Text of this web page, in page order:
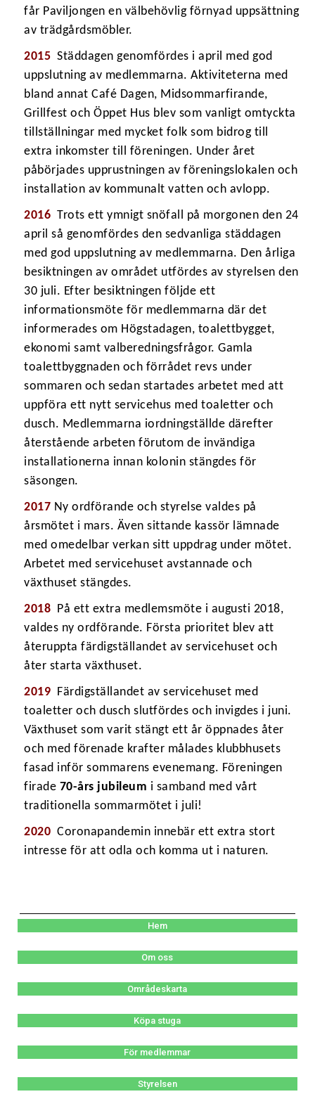
får Paviljongen en välbehövlig förnyad uppsättning
av trädgårdsmöbler.
2015 Städdagen genomfördes i april med god
uppslutning av medlemmarna. Aktiviteterna med
bland annat Café Dagen, Midsommarfirande,
Grillfest och Öppet Hus blev som vanligt omtyckta
tillställningar med mycket folk som bidrog till
extra inkomster till föreningen. Under året
påbörjades upprustningen av föreningslokalen och
installation av kommunalt vatten och avlopp.
2016 Trots ett ymnigt snöfall på morgonen den 24
april så genomfördes den sedvanliga städdagen
med god uppslutning av medlemmarna. Den årliga
besiktningen av området utfördes av styrelsen den
30 juli. Efter besiktningen följde ett
informationsmöte för medlemmarna där det
informerades om Högstadagen, toalettbygget,
ekonomi samt valberedningsfrågor. Gamla
toalettbyggnaden och förrådet revs under
sommaren och sedan startades arbetet med att
uppföra ett nytt servicehus med toaletter och
dusch. Medlemmarna iordningställde därefter
återstående arbeten förutom de invändiga
installationerna innan kolonin stängdes för
säsongen.
2017 Ny ordförande och styrelse valdes på
årsmötet i mars. Även sittande kassör lämnade
med omedelbar verkan sitt uppdrag under mötet.
Arbetet med servicehuset avstannade och
växthuset stängdes.
2018 På ett extra medlemsmöte i augusti 2018,
valdes ny ordförande. Första prioritet blev att
återuppta färdigställandet av servicehuset och
åter starta växthuset.
2019 Färdigställandet av servicehuset med
toaletter och dusch slutfördes och invigdes i juni.
Växthuset som varit stängt ett år öppnades åter
och med förenade krafter målades klubbhusets
fasad inför sommarens evenemang. Föreningen
firade 70-års jubileum i samband med vårt
traditionella sommarmötet i juli!
2020 Coronapandemin innebär ett extra stort
intresse för att odla och komma ut i naturen.
Hem
Om oss
Områdeskarta
Köpa stuga
För medlemmar
Styrelsen